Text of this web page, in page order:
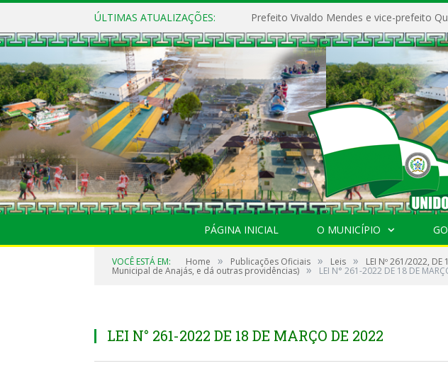
ÚLTIMAS ATUALIZAÇÕES:
PÁGINA INICIAL O MUNICÍPIO
VOCÊ ESTÁ EM: Home » Publicações Oficiais » Leis » LEI Nº 261/2022,
Municipal de Anajás, e dá outras providências) » LEI N° 261-2022 DE 18 DE
LEI N° 261-2022 DE 18 DE MARÇO DE 2022